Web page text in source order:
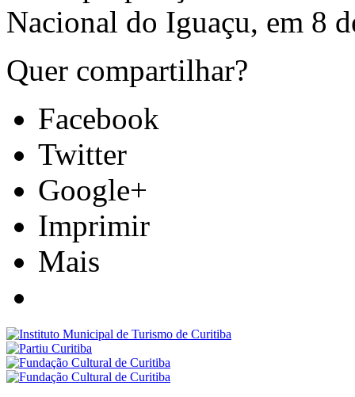
Nacional do Iguaçu, em 8
Quer compartilhar?
Facebook
Twitter
Google+
Imprimir
Mais